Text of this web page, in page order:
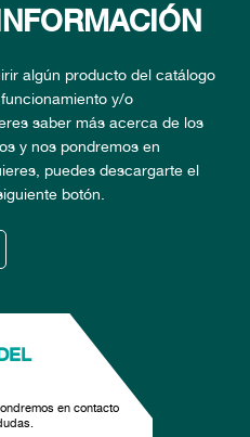
algún producto del catálogo
y/o
saber más acerca de los
y nos pondremos en
puedes descargarte el
botón.
en contacto